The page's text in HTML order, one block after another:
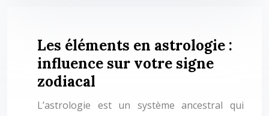
Les éléments en astrologie :
influence sur votre signe
zodiacal
L’astrologie est un système ancestral qui